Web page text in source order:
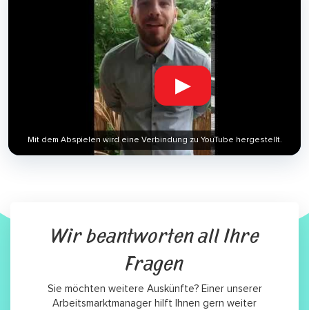
▶
Mit dem Abspielen wird eine Verbindung zu YouTube hergestellt.
Wir beantworten all Ihre
Fragen
Sie möchten weitere Auskünfte? Einer unserer
Arbeitsmarktmanager hilft Ihnen gern weiter